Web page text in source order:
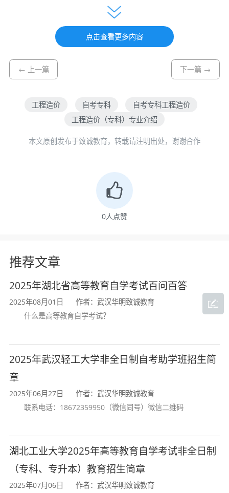
业证书，主考学校副署，国家承认学历。
三、培养目标与基本要求
体、美、劳全面发展，具有一定的科学文化
识，精益求精的工匠精神，较强的职业能力
和可持续发展的能力，具备工程造价专业必
定与控制的基本训练，掌握工程造价确定与
控制的基本技能，能够在建设单位、设计单
位、施工单位、工程咨询公司等企事业单位
预算编制、工程量清单编制、最高投标限价
和投标报价编制、工程结算文件编制等方面
工作的高素质技能人才。
本专业要求初步掌握工程造价的基本原
理和基本知识，具有在工程项目建设阶段进
行全过程造价管理的基本能力，具备工程项
目投资估算编制、工程概预算编制、工程最
高投标限价和投标报价的编制、工程结算编
1.掌握工程造价及管理的基本原理、基
本知识；
2.了解建筑工程技术等方面的知识；
点击查看更多内容
← 上一篇 下一篇 →
工程造价 自考专科
自考专科工程造价
工程造价（专科）专业介绍
本文原创发布于致诚教育，转载请注明出处，谢谢合作
0人点赞
推荐文章
2025年湖北省高等教育自学考试百问百答
2025年08月01日
作者：武汉华明致诚教育
什么是高等教育自学考试？
2025年武汉轻工大学非全日制自考助学班招生简
章
2025年06月27日
作者：武汉华明致诚教育
联系电话：18672359950（微信同号）微信二维码
湖北工业大学2025年高等教育自学考试非全日制
（专科、专升本）教育招生简章
2025年07月06日
作者：武汉华明致诚教育